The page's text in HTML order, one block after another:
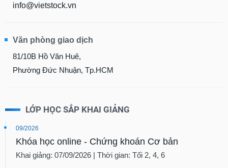
info@vietstock.vn
Văn phòng giao dịch
81/10B Hồ Văn Huê,
Phường Đức Nhuận, Tp.HCM
LỚP HỌC SẮP KHAI GIẢNG
09/2026
Khóa học online - Chứng khoán Cơ bản
Khai giảng: 07/09/2026 | Thời gian: Tối 2, 4, 6